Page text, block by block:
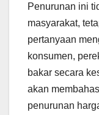
Penurunan ini
masyarakat,
pertanyaan
konsumen,
bakar secara
akan
penurunan